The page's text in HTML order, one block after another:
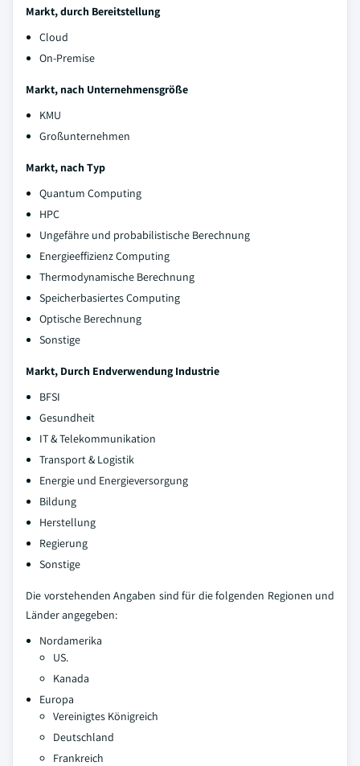
Markt, durch Bereitstellung
Cloud
On-Premise
Markt, nach Unternehmensgröße
KMU
Großunternehmen
Markt, nach Typ
Quantum Computing
HPC
Ungefähre und probabilistische Berechnung
Energieeffizienz Computing
Thermodynamische Berechnung
Speicherbasiertes Computing
Optische Berechnung
Sonstige
Markt, Durch Endverwendung Industrie
BFSI
Gesundheit
IT & Telekommunikation
Transport & Logistik
Energie und Energieversorgung
Bildung
Herstellung
Regierung
Sonstige
Die vorstehenden Angaben sind für die folgenden Regionen und
Länder angegeben:
Nordamerika
US.
Kanada
Europa
Vereinigtes Königreich
Deutschland
Frankreich